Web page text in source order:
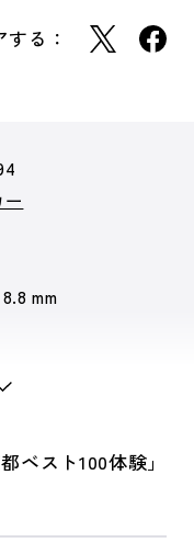
する：
mm
ベスト100体験」